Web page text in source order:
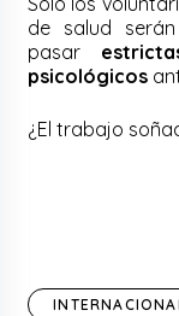
de salud
pasar
psicológicos
¿El trabajo